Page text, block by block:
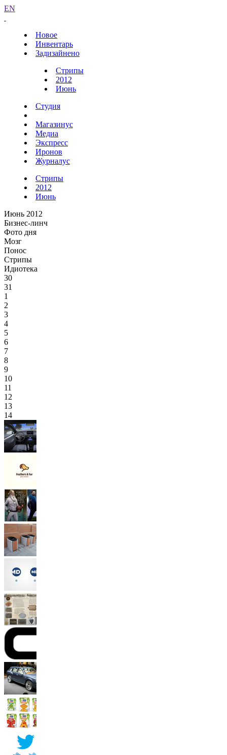
EN
Новое
Инвентарь
Задизайнено
Стрипы
2012
Июнь
Студия
Магазинус
Медиа
Экспресс
Иронов
Журналус
Стрипы
2012
Июнь
Июнь 2012
Бизнес-линч
Фото дня
Мозг
Понос
Стрипы
Идиотека
30
31
1
2
3
4
5
6
7
8
9
10
11
12
13
14